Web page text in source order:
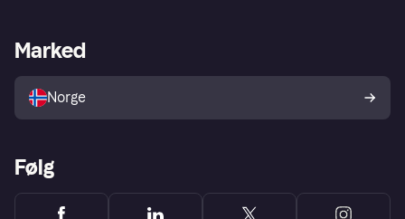
Utforsk butikker
Merchant portal
Marked
Norge
Følg